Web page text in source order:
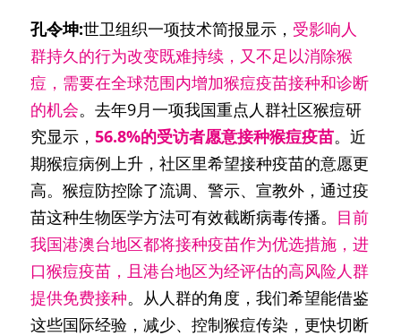
孔令坤:世卫组织一项技术简报显示， 受影响人
群持久的行为改变既难持续，又不足以消除猴
痘，需要在全球范围内增加猴痘疫苗接种和诊断
的机会。去年9月一项我国重点人群社区猴痘研
究显示， 56.8%的受访者愿意接种猴痘疫苗。近
期猴痘病例上升，社区里希望接种疫苗的意愿更
高。猴痘防控除了流调、警示、宣教外，通过疫
苗这种生物医学方法可有效截断病毒传播。 目前
我国港澳台地区都将接种疫苗作为优选措施，进
口猴痘疫苗，且港台地区为经评估的高风险人群
提供免费接种。从人群的角度，我们希望能借鉴
这些国际经验，减少、控制猴痘传染，更快切断